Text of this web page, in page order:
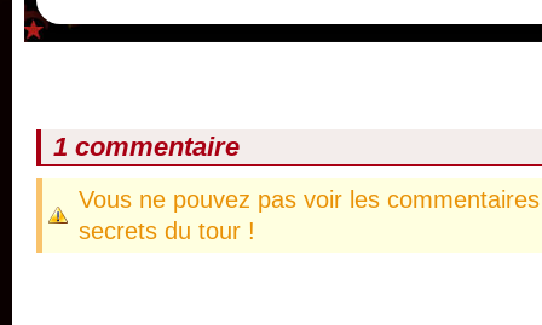
1 commentaire
Vous ne pouvez pas voir les
secrets du tour !